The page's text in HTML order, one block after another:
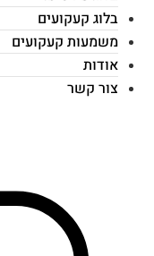
בלוג קעקועים
משמעות קעקועים
אודות
צור קשר